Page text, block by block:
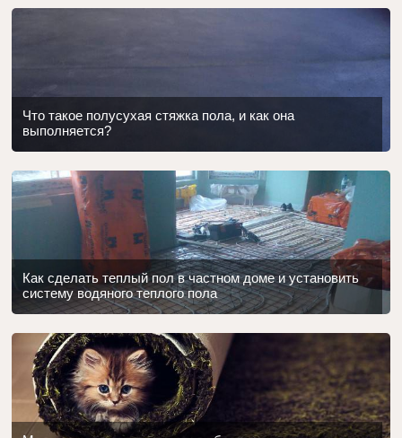
Что такое полусухая стяжка пола, и как она
выполняется?
Как сделать теплый пол в частном доме и установить
систему водяного теплого пола